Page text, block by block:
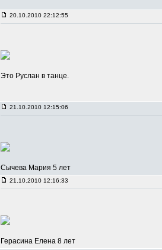
20.10.2010 22:12:55
Это Руслан в танце.
21.10.2010 12:15:06
Сычева Мария 5 лет
21.10.2010 12:16:33
Герасина Елена 8 лет